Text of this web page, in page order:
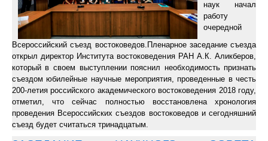
наук начал
работу
очередной
Всероссийский съезд востоковедов.Пленарное заседание съезда
открыл директор Института востоковедения РАН А.К. Аликберов,
который в своем выступлении пояснил необходимость признать
съездом юбилейные научные мероприятия, проведенные в честь
200-летия российского академического востоковедения 2018 году,
отметил, что сейчас полностью восстановлена хронология
проведения Всероссийских съездов востоковедов и сегодняшний
съезд будет считаться тринадцатым.